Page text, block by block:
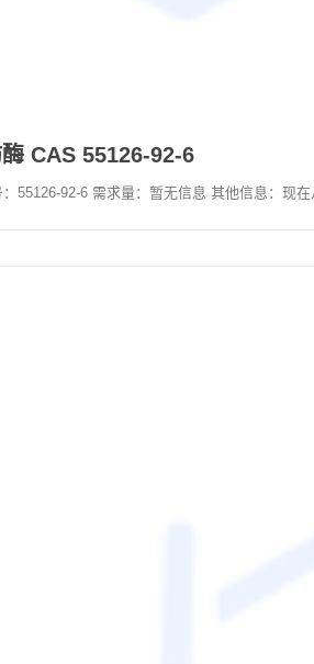
CAS 55126-92-6
55126-92-6 需求量：暂无信息 其他信息：现